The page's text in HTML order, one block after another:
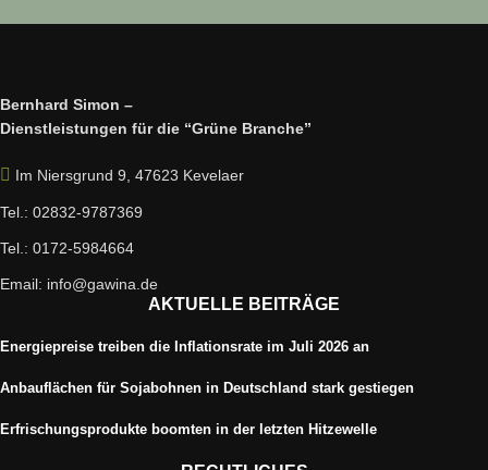
Bernhard Simon –
Dienstleistungen für die “Grüne Branche”
Im Niersgrund 9, 47623 Kevelaer
Tel.: 02832-9787369
Tel.: 0172-5984664
Email: info@gawina.de
AKTUELLE BEITRÄGE
Energiepreise treiben die Inflationsrate im Juli 2026 an
Anbauflächen für Sojabohnen in Deutschland stark gestiegen
Erfrischungsprodukte boomten in der letzten Hitzewelle